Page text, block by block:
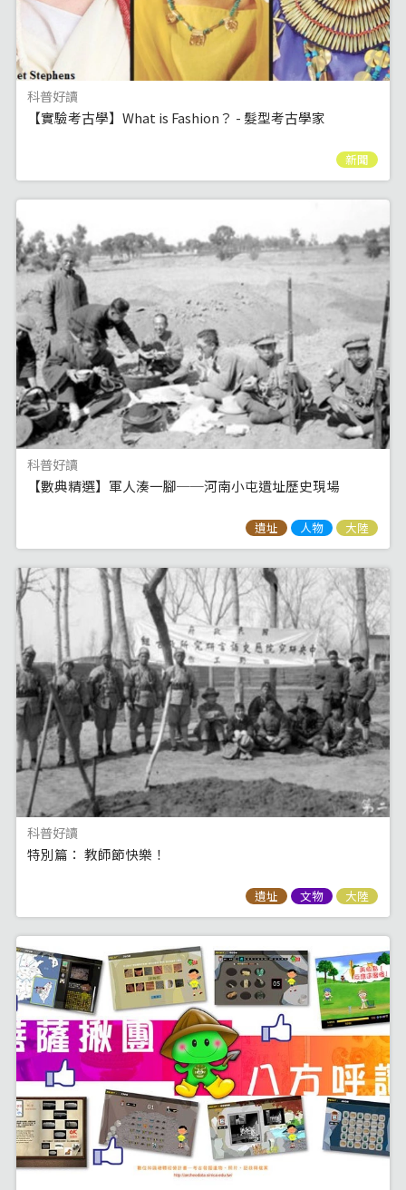
科普好讀
【實驗考古學】What is Fashion？ - 髮型考古學家
新聞
科普好讀
【數典精選】軍人湊一腳──河南小屯遺址歷史現場
遺址 人物 大陸
科普好讀
特別篇： 教師節快樂！
遺址 文物 大陸